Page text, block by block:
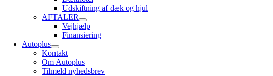
Udskiftning af dæk og hjul
AFTALER
Vejhjælp
Finansiering
Autoplus
Kontakt
Om Autoplus
Tilmeld nyhedsbrev